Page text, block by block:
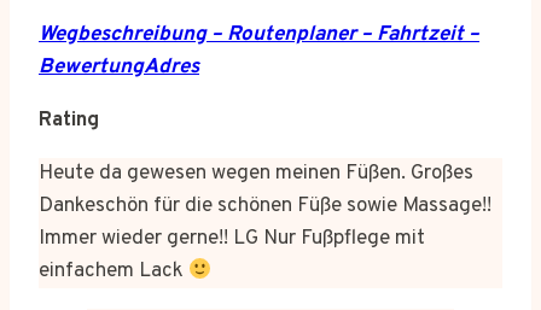
Wegbeschreibung – Routenplaner – Fahrtzeit –
BewertungAdres
Rating
Heute da gewesen wegen meinen Füßen. Großes
Dankeschön für die schönen Füße sowie Massage!!
Immer wieder gerne!! LG Nur Fußpflege mit
einfachem Lack